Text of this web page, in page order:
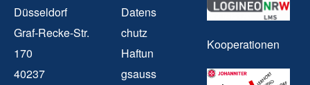
Düsseldorf
Graf-Recke-Str.
170
40237
Datens
chutz
Haftun
gsauss
Kooperationen